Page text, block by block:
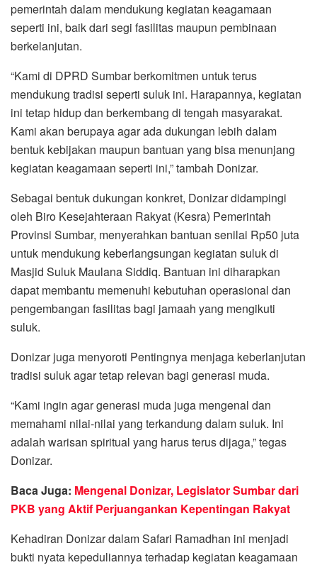
pemerintah dalam mendukung kegiatan keagamaan
seperti ini, baik dari segi fasilitas maupun pembinaan
berkelanjutan.
“Kami di DPRD Sumbar berkomitmen untuk terus
mendukung tradisi seperti suluk ini. Harapannya, kegiatan
ini tetap hidup dan berkembang di tengah masyarakat.
Kami akan berupaya agar ada dukungan lebih dalam
bentuk kebijakan maupun bantuan yang bisa menunjang
kegiatan keagamaan seperti ini,” tambah Donizar.
Sebagai bentuk dukungan konkret, Donizar didampingi
oleh Biro Kesejahteraan Rakyat (Kesra) Pemerintah
Provinsi Sumbar, menyerahkan bantuan senilai Rp50 juta
untuk mendukung keberlangsungan kegiatan suluk di
Masjid Suluk Maulana Siddiq. Bantuan ini diharapkan
dapat membantu memenuhi kebutuhan operasional dan
pengembangan fasilitas bagi jamaah yang mengikuti
suluk.
Donizar juga menyoroti Pentingnya menjaga keberlanjutan
tradisi suluk agar tetap relevan bagi generasi muda.
“Kami ingin agar generasi muda juga mengenal dan
memahami nilai-nilai yang terkandung dalam suluk. Ini
adalah warisan spiritual yang harus terus dijaga,” tegas
Donizar.
Baca Juga: Mengenal Donizar, Legislator Sumbar dari
PKB yang Aktif Perjuangankan Kepentingan Rakyat
Kehadiran Donizar dalam Safari Ramadhan ini menjadi
bukti nyata kepeduliannya terhadap kegiatan keagamaan